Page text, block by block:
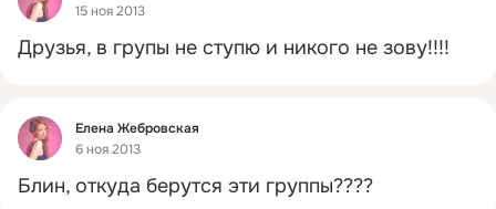
15 ноя 2013
Друзья, в групы не ступю и никого не зову!!!!
Фид
Елена Жебровская
6 ноя 2013
Блин, откуда берутся эти группы????